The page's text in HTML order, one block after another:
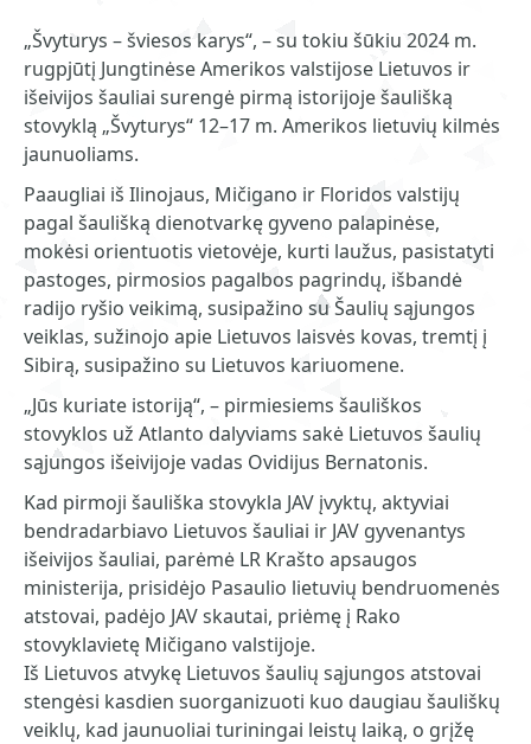
„Švyturys – šviesos karys“, – su tokiu šūkiu 2024 m.
rugpjūtį Jungtinėse Amerikos valstijose Lietuvos ir
išeivijos šauliai surengė pirmą istorijoje šaulišką
stovyklą „Švyturys“ 12–17 m. Amerikos lietuvių kilmės
jaunuoliams.
Paaugliai iš Ilinojaus, Mičigano ir Floridos valstijų
pagal šaulišką dienotvarkę gyveno palapinėse,
mokėsi orientuotis vietovėje, kurti laužus, pasistatyti
pastoges, pirmosios pagalbos pagrindų, išbandė
radijo ryšio veikimą, susipažino su Šaulių sąjungos
veiklas, sužinojo apie Lietuvos laisvės kovas, tremtį į
Sibirą, susipažino su Lietuvos kariuomene.
„Jūs kuriate istoriją“, – pirmiesiems šauliškos
stovyklos už Atlanto dalyviams sakė Lietuvos šaulių
sąjungos išeivijoje vadas Ovidijus Bernatonis.
Kad pirmoji šauliška stovykla JAV įvyktų, aktyviai
bendradarbiavo Lietuvos šauliai ir JAV gyvenantys
išeivijos šauliai, parėmė LR Krašto apsaugos
ministerija, prisidėjo Pasaulio lietuvių bendruomenės
atstovai, padėjo JAV skautai, priėmę į Rako
stovyklavietę Mičigano valstijoje.
Iš Lietuvos atvykę Lietuvos šaulių sąjungos atstovai
stengėsi kasdien suorganizuoti kuo daugiau šauliškų
veiklų, kad jaunuoliai turiningai leistų laiką, o grįžę